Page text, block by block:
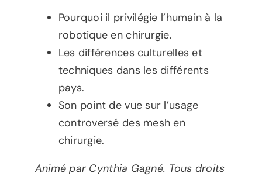
Pourquoi il privilégie l’humain à la
robotique en chirurgie.
Les différences culturelles et
techniques dans les différents
pays.
Son point de vue sur l’usage
controversé des mesh en
chirurgie.
Animé par Cynthia Gagné. Tous droits